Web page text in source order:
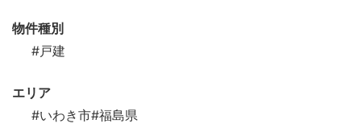
物件種別
#戸建
エリア
#いわき市#福島県